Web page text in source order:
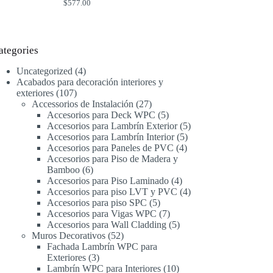
$577.00
Uncategorized 44
productos
Acabados para decoración interiores y
exteriores 107107
productos
Accessorios de Instalación 2727
productos
Accesorios para Deck WPC 55
productos
Accesorios para Lambrín Exterior 55
productos
Accesorios para Lambrín Interior 55
productos
Accesorios para Paneles de PVC 44
Accesorios para Piso de Madera y
Bamboo 66
productos
Accesorios para Piso Laminado 44
productos
Accesorios para piso LVT y PVC 44
Accesorios para piso SPC 55
productos
Accesorios para Vigas WPC 77
productos
Accesorios para Wall Cladding 55
Muros Decorativos 5252
productos
Fachada Lambrín WPC para
Exteriores 33
productos
Lambrín WPC para Interiores 1010